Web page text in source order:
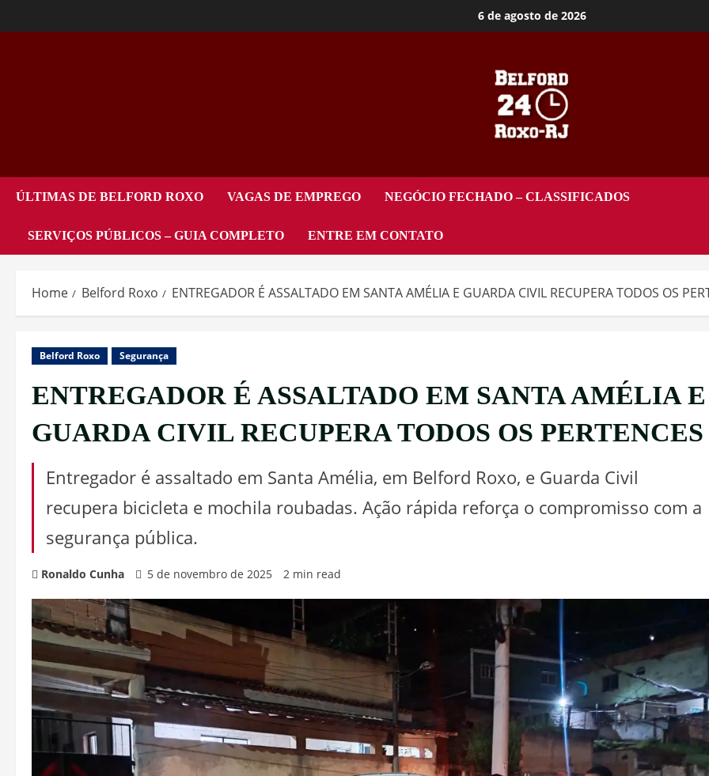
6 de agosto de 2026
ÚLTIMAS DE BELFORD ROXO VAGAS DE EMPREGO NEGÓCIO FECHADO – CLASSIFICADOS
SERVIÇOS PÚBLICOS – GUIA COMPLETO ENTRE EM CONTATO
Home Belford Roxo ENTREGADOR É ASSALTADO EM SANTA AMÉLIA E GUARDA CIVIL RECUPERA TODOS OS
Belford Roxo Segurança
ENTREGADOR É ASSALTADO EM SANTA AMÉLIA E
GUARDA CIVIL RECUPERA TODOS OS PERTENCES
Entregador é assaltado em Santa Amélia, em Belford Roxo, e Guarda Civil
recupera bicicleta e mochila roubadas. Ação rápida reforça o compromisso com a
segurança pública.
Ronaldo Cunha 5 de novembro de 2025 2 min read